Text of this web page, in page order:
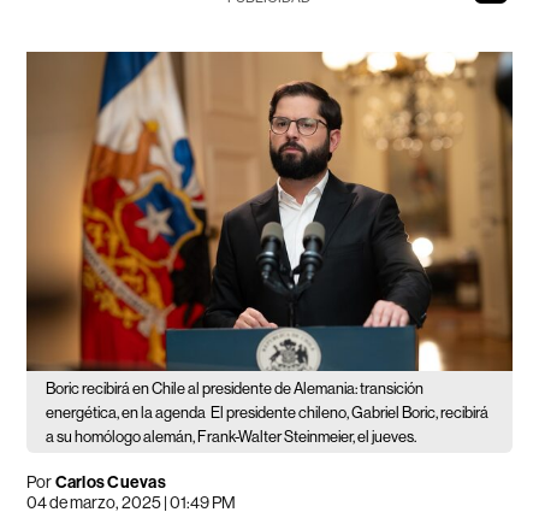
Boric recibirá en Chile al presidente de Alemania: transición
energética, en la agenda El presidente chileno, Gabriel Boric, recibirá
a su homólogo alemán, Frank-Walter Steinmeier, el jueves.
PorCarlos Cuevas
04 de marzo, 2025 | 01:49 PM